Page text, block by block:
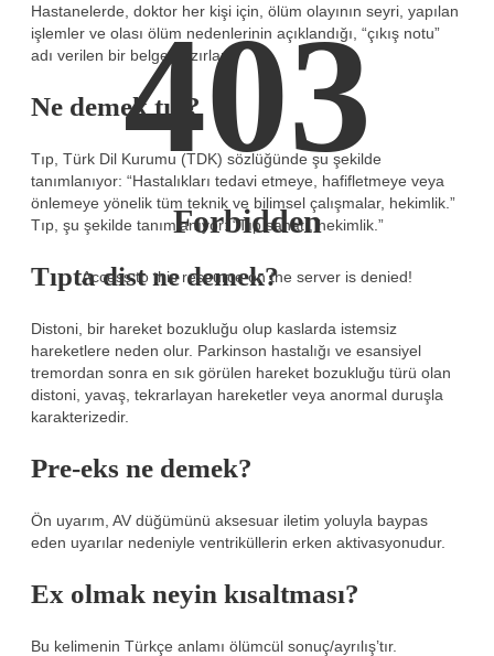
Hastanelerde, doktor her kişi için, ölüm olayının seyri, yapılan
işlemler ve olası ölüm nedenlerinin açıklandığı, “çıkış notu”
adı verilen bir belge hazırlar.
Ne demek tıp?
Tıp, Türk Dil Kurumu (TDK) sözlüğünde şu şekilde
tanımlanıyor: “Hastalıkları tedavi etmeye, hafifletmeye veya
önlemeye yönelik tüm teknik ve bilimsel çalışmalar, hekimlik.”
Tıp, şu şekilde tanımlanıyor: “Tıp sanatı, hekimlik.”
Tıpta dist ne demek?
Distoni, bir hareket bozukluğu olup kaslarda istemsiz
hareketlere neden olur. Parkinson hastalığı ve esansiyel
tremordan sonra en sık görülen hareket bozukluğu türü olan
distoni, yavaş, tekrarlayan hareketler veya anormal duruşla
karakterizedir.
Pre-eks ne demek?
Ön uyarım, AV düğümünü aksesuar iletim yoluyla baypas
eden uyarılar nedeniyle ventriküllerin erken aktivasyonudur.
Ex olmak neyin kısaltması?
Bu kelimenin Türkçe anlamı ölümcül sonuç/ayrılış’tır.
403
Forbidden
Access to this resource on the server is denied!